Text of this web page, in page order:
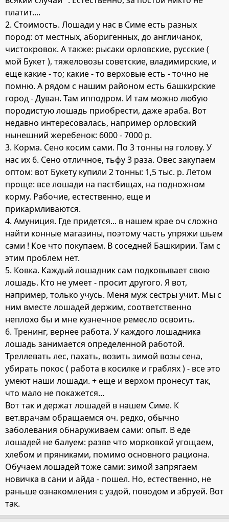
платит....
2. Стоимость. Лошади у нас в Симе есть разных
пород: от местных, аборигенных, до англичанок,
чистокровок. А также: рысаки орловские, русские (
мой Букет ), тяжеловозы советские, владимирские, и
еще какие - то; какие - то верховые есть - точно не
помню. А рядом с нашим районом есть башкирские
город - Дуван. Там ипподром. И там можно любую
породистую лошадь приобрести, даже араба. Вот
недавно интересовалась, например орловский
нынешний жеребенок: 6000 - 7000 р.
3. Корма. Сено косим сами. По 3 тонны на голову. У
нас их 6. Сено отличное, тьфу 3 раза. Овес закупаем
оптом: вот Букету купили 2 тонны: 1,5 тыс. р. Летом
проще: все лошади на пастбищах, на подножном
корму. Рабочие, естественно, еще и
прикармливаются.
4. Амуниция. Где придется... в нашем крае оч сложно
найти конные магазины, поэтому часть упряжи шьем
сами ! Кое что покупаем. В соседней Башкирии. Там с
этим проблем нет.
5. Ковка. Каждый лошадник сам подковывает свою
лошадь. Кто не умеет - просит другого. Я вот,
например, только учусь. Меня муж сестры учит. Мы с
ним вместе лошадей держим, соответственно
неплохо бы и мне кузнечное ремесло освоить.
6. Тренинг, вернее работа. У каждого лошадника
лошадь занимается определенной работой.
Треллевать лес, пахать, возить зимой возы сена,
убирать покос ( работа в косилке и граблях ) - все это
умеют наши лошади. + еще и верхом пронесут так,
что мало не покажется...
Вот так и держат лошадей в нашем Симе. К
вет.врачам обращаемся оч. редко, обычно
заболевания обнаруживаем сами: опыт. В еде
лошадей не балуем: разве что морковкой угощаем,
хлебом и пряниками, помимо основного рациона.
Обучаем лошадей тоже сами: зимой запрягаем
новичка в сани и айда - пошел. Но, естественно, не
раньше ознакомления с уздой, поводом и збруей. Вот
так.